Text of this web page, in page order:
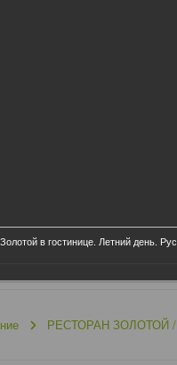
РЕСТОРАН ЗОЛОТОЙ /
в гостинице. Летний день.